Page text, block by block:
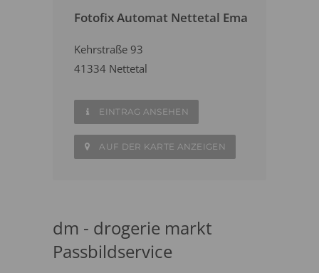
Fotofix Automat Nettetal Ema
Kehrstraße 93
41334 Nettetal
EINTRAG ANSEHEN
AUF DER KARTE ANZEIGEN
dm - drogerie markt
Passbildservice